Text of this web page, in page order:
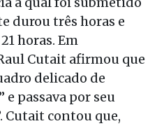
durou três horas e
horas. Em
Cutait afirmou que
delicado de
passava por seu
Cutait contou que,